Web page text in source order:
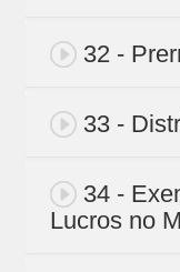
32 -
33 -
34 -
Lucros no